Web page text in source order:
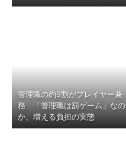
管理職の約9割がプレイヤー兼
務 「管理職は罰ゲーム」なの
か、増える負担の実態